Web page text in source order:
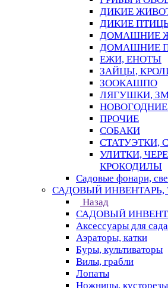
ДИКИЕ
ДИКИЕ
ДОМАШНИЕ
ДОМАШНИЕ
ЕЖИ, ЕНОТЫ
ЗАЙЦЫ,
ЗООКАШПО
ЛЯГУШКИ,
ПРОЧИЕ
СОБАКИ
СТАТУЭТКИ,
УЛИТКИ,
КРОКОДИЛЫ
Садовые фонари,
САДОВЫЙ ИНВЕНТАРЬ,
Назад
САДОВЫЙ
Аксессуары для сада
Аэраторы, катки
Буры, культиваторы
Вилы, грабли
Лопаты
Ножницы, кусторезы